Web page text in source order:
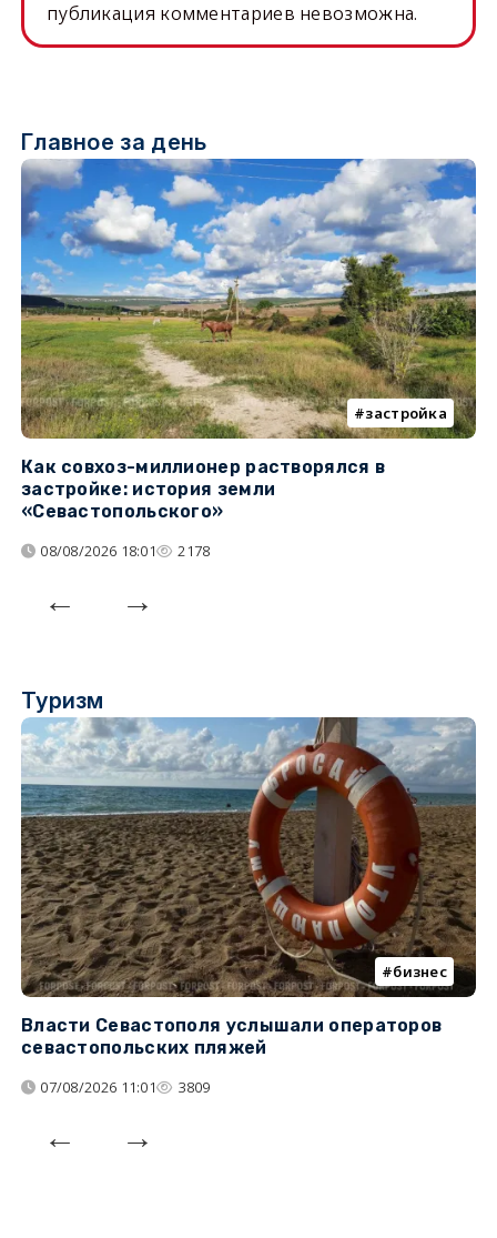
публикация комментариев невозможна.
Главное за день
застройка
Как совхоз-миллионер растворялся в
застройке: история земли
«Севастопольского»
08/08/2026 18:01 2178
Туризм
бизнес
Власти Севастополя услышали операторов
севастопольских пляжей
07/08/2026 11:01 3809